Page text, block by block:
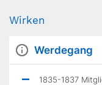
Wirken
Werdegang
1835-1837